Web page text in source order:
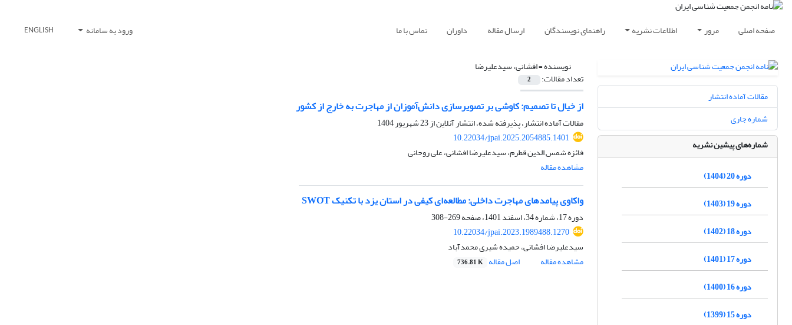
صفحه اصلی مرور اطلاعات نشریه راهنمای نویسندگان ارسال مقاله داوران تماس با ما ورود به سامانه ENGLISH
نویسنده =افشانی، سیدعلیرضا
تعداد مقالات: 2
از خیال تا تصمیم: کاوشی بر تصویرسازی دانش‌آموزان از مهاجرت به خارج از کشور
مقالات آماده انتشار، پذیرفته شده، انتشار آنلاین از23 شهریور 1404
10.22034/jpai.2025.2054885.1401
فائزه شمس الدین قطرم، سیدعلیرضا افشانی، علی روحانی
مشاهده مقاله
واکاوی پیامدهای مهاجرت داخلی: مطالعه‌ای کیفی در استان یزد با تکنیک SWOT
دوره 17، شماره 34، اسفند 1401، صفحه
269-308
10.22034/jpai.2023.1989488.1270
سیدعلیرضا افشانی، حمیده شیری محمدآباد
مشاهده مقاله
اصل مقاله 736.81 K
مقالات آماده انتشار
شماره جاری
شماره‌های پیشین نشریه
دوره 20 (1404)
دوره 19 (1403)
دوره 18 (1402)
دوره 17 (1401)
دوره 16 (1400)
دوره 15 (1399)